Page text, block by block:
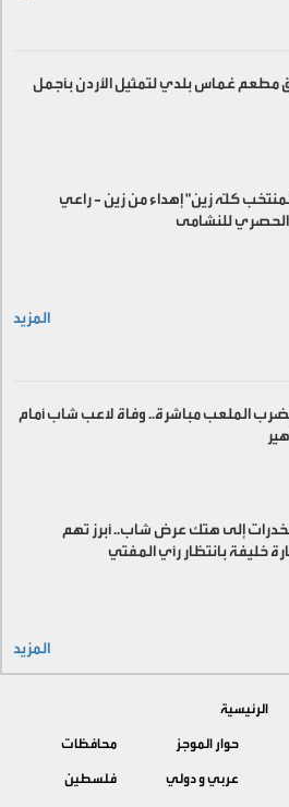
مطعم غماس بلدي لتمثيل الأردن بأجمل
كلّه زين" إهداء من زين - راعي
الحصري للنشامى
المزيد
الملعب مباشرة.. وفاة لاعب شاب أمام
إلى هتك عرض شاب.. أبرز تهم
خليفة بانتظار رأي المفتي
المزيد
الرئيسية
حوار الموجز
محافظات
عربي و دولي
فلسطين